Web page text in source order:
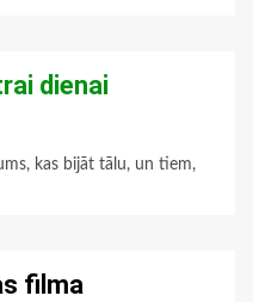
dienai
kas bijāt tālu, un tiem,
filma